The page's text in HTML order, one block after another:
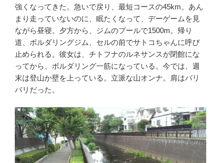
強くなってきた。急いで戻り、最短コースの45km。あん
まり走っていないのに、眠たくなって、デーゲームを見
ながら昼寝。夕方から、ジムのプールで1500m。帰り
道、ボルダリングジム、セルの前でサトコちゃんに呼び
止められる。彼女は、チトフナのルネサンスが閉館にな
ってから、ボルダリング一筋になっている。今では、週
末は登山か壁を上っている。立派な山オンナ。肩はバリ
バリだった。